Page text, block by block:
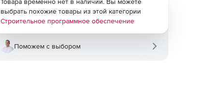
выбрать похожие товары из этой категории
Строительное программное обеспечение
Поможем с выбором